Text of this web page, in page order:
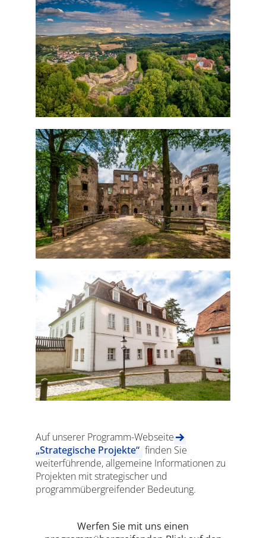
Auf unserer Programm-Webseite
„Strategische Projekte“ finden Sie
weiterführende, allgemeine Informationen zu
Projekten mit strategischer und
programmübergreifender Bedeutung.
Werfen Sie mit uns einen